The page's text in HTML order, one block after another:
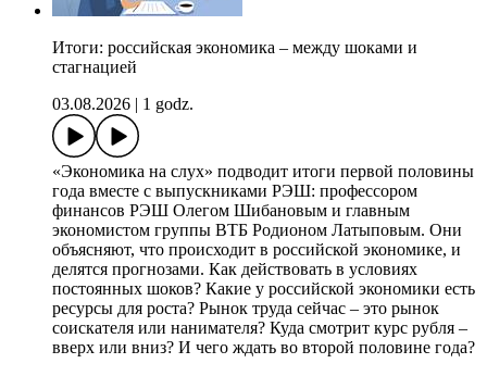
Итоги: российская экономика – между шоками и
стагнацией
03.08.2026
1 godz.
«Экономика на слух» подводит итоги первой половины
года вместе с выпускниками РЭШ: профессором
финансов РЭШ Олегом Шибановым и главным
экономистом группы ВТБ Родионом Латыповым. Они
объясняют, что происходит в российской экономике, и
делятся прогнозами. Как действовать в условиях
постоянных шоков? Какие у российской экономики есть
ресурсы для роста? Рынок труда сейчас – это рынок
соискателя или нанимателя? Куда смотрит курс рубля –
вверх или вниз? И чего ждать во второй половине года?